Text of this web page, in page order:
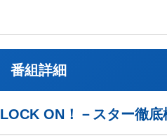
番組詳細
LOCK ON！－スター徹底